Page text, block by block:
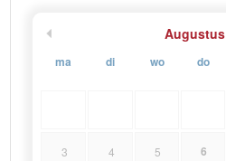
Augustus
ma di wo do
3 4 5 6